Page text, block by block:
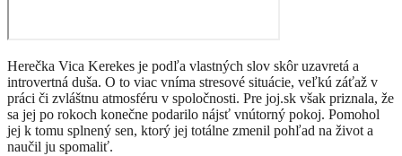
Herečka Vica Kerekes je podľa vlastných slov skôr uzavretá a
introvertná duša. O to viac vníma stresové situácie, veľkú záťaž v
práci či zvláštnu atmosféru v spoločnosti. Pre joj.sk však priznala, že
sa jej po rokoch konečne podarilo nájsť vnútorný pokoj. Pomohol
jej k tomu splnený sen, ktorý jej totálne zmenil pohľad na život a
naučil ju spomaliť.